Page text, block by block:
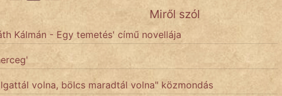
Miről szól
Kálmán - Egy temetés' című novellája
volna, bölcs maradtál volna" közmondás